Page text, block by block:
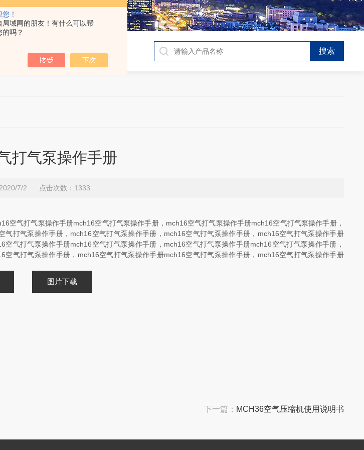
！
局域网的朋友！有什么可以帮
的吗？
打气泵操作手册
2020/7/2 点击次数：1333
气打气泵操作手册mch16空气打气泵操作手册，mch16空气打气泵操作手册mch16空气打气泵操作手册，
打气泵操作手册，mch16空气打气泵操作手册，mch16空气打气泵操作手册，mch16空气打气泵操作手册
气打气泵操作手册mch16空气打气泵操作手册，mch16空气打气泵操作手册mch16空气打气泵操作手册，
气打气泵操作手册，mch16空气打气泵操作手册mch16空气打气泵操作手册，mch16空气打气泵操作手册
图片下载
下一篇： MCH36空气压缩机使用说明书